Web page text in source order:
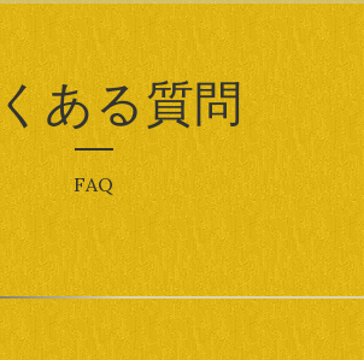
ある質問
FAQ